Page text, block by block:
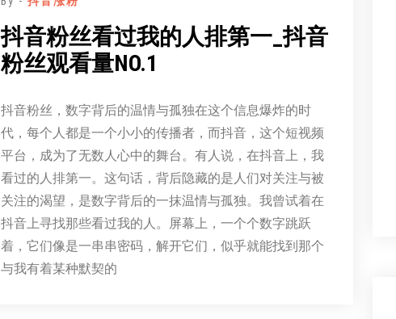
抖音粉丝看过我的人排第一_抖音
粉丝观看量NO.1
抖音粉丝，数字背后的温情与孤独在这个信息爆炸的时
代，每个人都是一个小小的传播者，而抖音，这个短视频
平台，成为了无数人心中的舞台。有人说，在抖音上，我
看过的人排第一。这句话，背后隐藏的是人们对关注与被
关注的渴望，是数字背后的一抹温情与孤独。我曾试着在
抖音上寻找那些看过我的人。屏幕上，一个个数字跳跃
着，它们像是一串串密码，解开它们，似乎就能找到那个
与我有着某种默契的